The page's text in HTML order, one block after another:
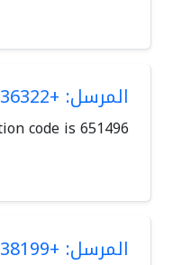
المرسل: +15623736322
code is 651496.
المرسل: +16469338199